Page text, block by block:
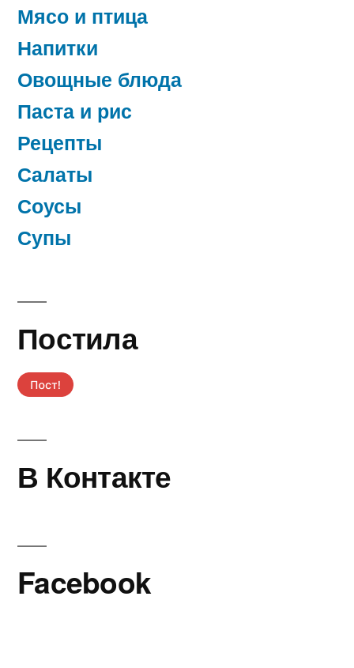
Мясо и птица
Напитки
Овощные блюда
Паста и рис
Рецепты
Салаты
Соусы
Супы
Постила
В Контакте
Facebook